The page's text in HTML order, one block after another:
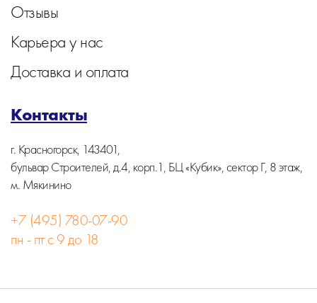
Отзывы
Карьера у нас
Доставка и оплата
Контакты
г. Красногорск, 143401,
бульвар Строителей, д.4, корп.1, БЦ «Кубик», сектор Г, 8 этаж,
м. Мякинино
+7 (495) 780-07-90
пн - пт с 9 до 18